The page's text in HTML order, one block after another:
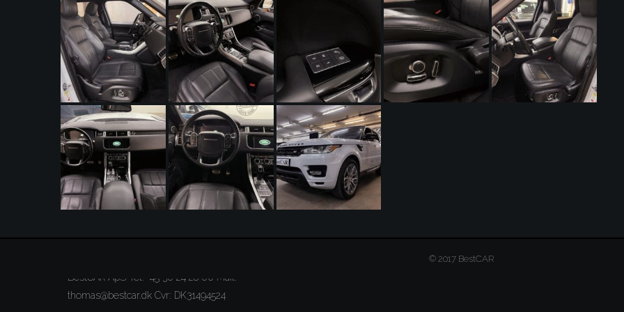
© 2017 BestCAR
BestCAR ApS Tel: +45 30 24 28 00 Mail:
thomas@bestcar.dk Cvr: DK31494524